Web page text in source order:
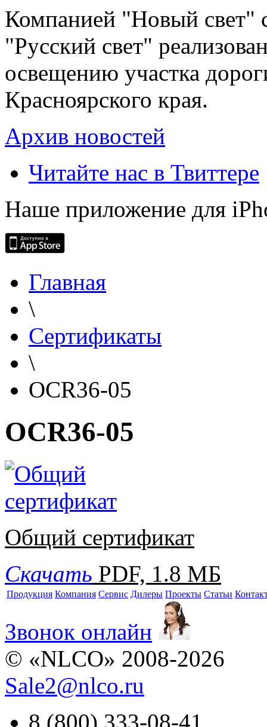
Компанией "Новый свет"
"Русский свет"
освещению участка
Красноярского края.
Архив новостей
Читайте нас в Твиттере
Наше приложение для
Главная
\
Сертификаты
\
OCR36-05
OCR36-05
Общий сертификат
Скачать PDF, 1.8 МБ
Продукция Компания Сервис Дилеры Проекты Статьи
Звонок онлайн
© «NLCO» 2008-2026
Sale2@nlco.ru